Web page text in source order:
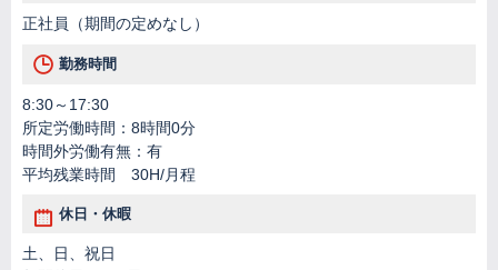
正社員（期間の定めなし）
勤務時間
8:30～17:30
所定労働時間：8時間0分
時間外労働有無：有
平均残業時間 30H/月程
休日・休暇
土、日、祝日